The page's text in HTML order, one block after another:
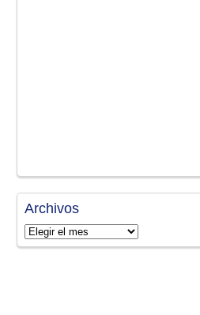
Archivos
Archivos